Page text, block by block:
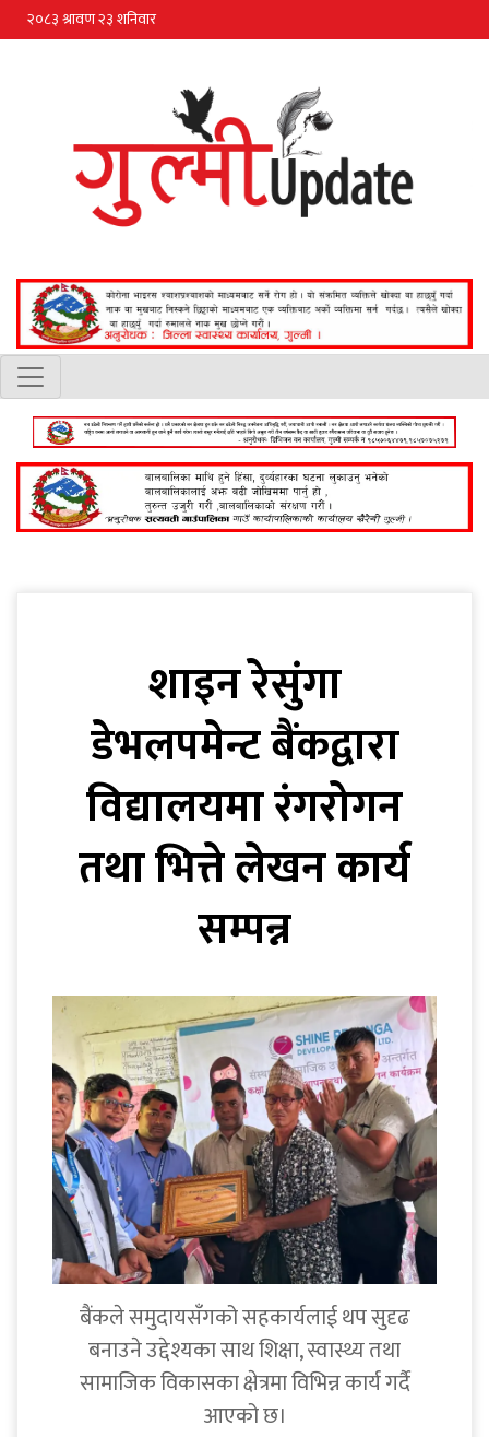
शाइन रेसुंगा
डेभलपमेन्ट बैंकद्वारा
विद्यालयमा रंगरोगन
तथा भित्ते लेखन कार्य
सम्पन्न
बैंकले समुदायसँगको सहकार्यलाई थप सुदृढ
बनाउने उद्देश्यका साथ शिक्षा, स्वास्थ्य तथा
सामाजिक विकासका क्षेत्रमा विभिन्न कार्य गर्दै
आएको छ।